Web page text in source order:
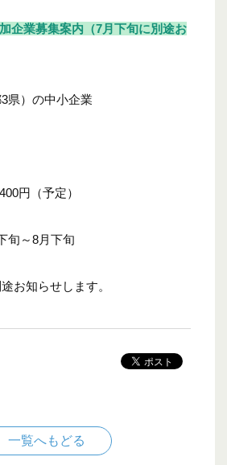
企業募集案内（7月下旬に別途お
県）の中小企業
円（予定）
旬～8月下旬
お知らせします。
一覧へもどる